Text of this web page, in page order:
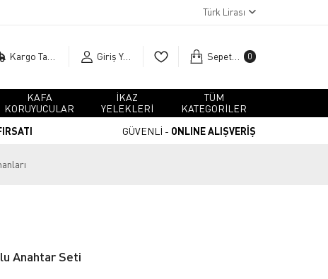
Türk Lirası
Giriş Yap Sepetim 0
KAFA
KORUYUCULAR
İKAZ
YELEKLERİ
TÜM
KATEGORİLER
GÜVENLİ - ONLINE ALIŞVERİŞ
Anahtar Seti